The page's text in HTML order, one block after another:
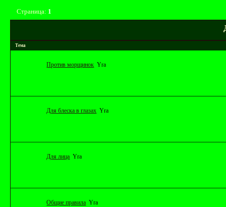
Страница: 1
Тема
Против морщинок Yrа
Для блеска в глазах Yrа
Для лица Yrа
Общие правила Yrа